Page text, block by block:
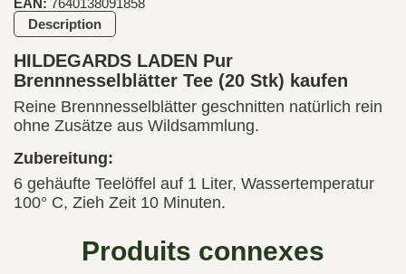
EAN: 7640138091858
Description
HILDEGARDS LADEN Pur
Brennnesselblätter Tee (20 Stk) kaufen
Reine Brennnesselblätter geschnitten natürlich rein
ohne Zusätze aus Wildsammlung.
Zubereitung:
6 gehäufte Teelöffel auf 1 Liter, Wassertemperatur
100° C, Zieh Zeit 10 Minuten.
Produits connexes